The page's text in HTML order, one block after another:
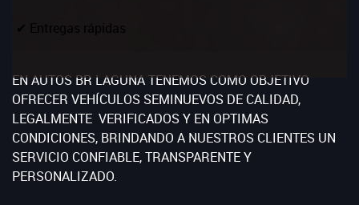
✔ Entregas rápidas
EN AUTOS BR LAGUNA TENEMOS COMO OBJETIVO
OFRECER VEHÍCULOS SEMINUEVOS DE CALIDAD,
LEGALMENTE VERIFICADOS Y EN OPTIMAS
CONDICIONES, BRINDANDO A NUESTROS CLIENTES UN
SERVICIO CONFIABLE, TRANSPARENTE Y
PERSONALIZADO.